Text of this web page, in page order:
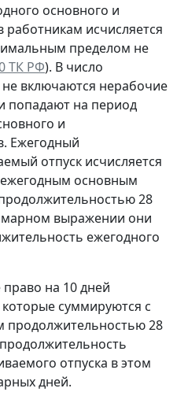
основного и
работникам исчисляется
пределом не
ТК РФ). В число
включаются нерабочие
попадают на период
и
Ежегодный
отпуск исчисляется
ежегодным основным
28
выражении они
ежегодного
на 10 дней
суммируются с
28
отпуска в этом
дней.